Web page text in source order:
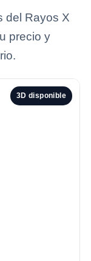
del Rayos X
precio y
3D disponible